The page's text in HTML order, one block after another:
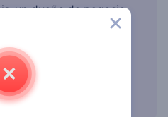
un dueño de negocio
de su marca, o
contenido que desea
tiene algo para
para TikTok disponibles
no tiene límites"